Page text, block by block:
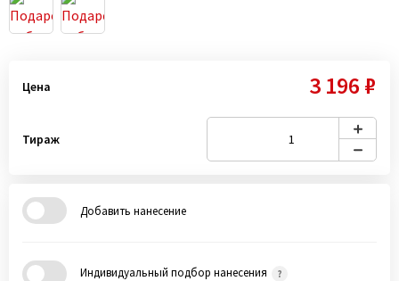
Цена 3 196 ₽
Тираж
Добавить нанесение
Индивидуальный подбор нанесения